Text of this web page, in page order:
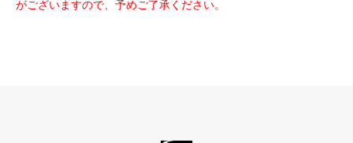
がございますので、予めご了承ください。